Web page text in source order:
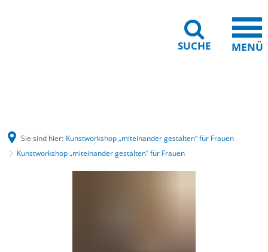
SUCHE MENÜ
Sie sind hier: Kunstworkshop „miteinander gestalten“ für Frauen
Kunstworkshop „miteinander gestalten“ für Frauen